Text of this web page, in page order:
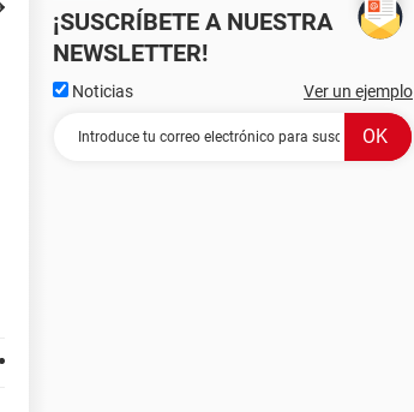
¡SUSCRÍBETE A NUESTRA
NEWSLETTER!
Noticias Ver un ejemplo